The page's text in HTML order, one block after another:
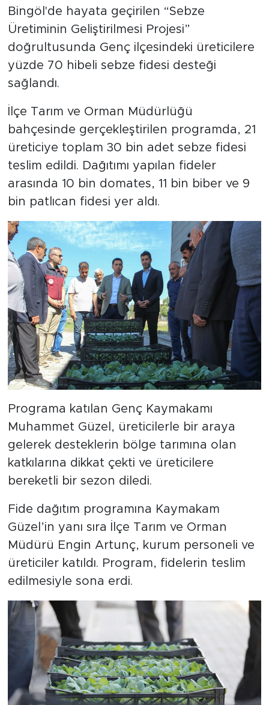
Bingöl'de hayata geçirilen “Sebze
Üretiminin Geliştirilmesi Projesi”
doğrultusunda Genç ilçesindeki üreticilere
yüzde 70 hibeli sebze fidesi desteği
sağlandı.
İlçe Tarım ve Orman Müdürlüğü
bahçesinde gerçekleştirilen programda, 21
üreticiye toplam 30 bin adet sebze fidesi
teslim edildi. Dağıtımı yapılan fideler
arasında 10 bin domates, 11 bin biber ve 9
bin patlıcan fidesi yer aldı.
Programa katılan Genç Kaymakamı
Muhammet Güzel, üreticilerle bir araya
gelerek desteklerin bölge tarımına olan
katkılarına dikkat çekti ve üreticilere
bereketli bir sezon diledi.
Fide dağıtım programına Kaymakam
Güzel’in yanı sıra İlçe Tarım ve Orman
Müdürü Engin Artunç, kurum personeli ve
üreticiler katıldı. Program, fidelerin teslim
edilmesiyle sona erdi.